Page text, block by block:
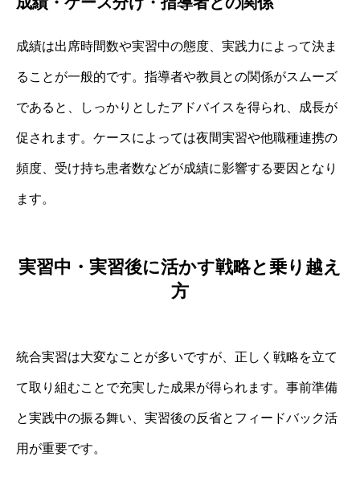
成績は出席時間数や実習中の態度、実践力によって決ま
ることが一般的です。指導者や教員との関係がスムーズ
であると、しっかりとしたアドバイスを得られ、成長が
促されます。ケースによっては夜間実習や他職種連携の
頻度、受け持ち患者数などが成績に影響する要因となり
ます。
実習中・実習後に活かす戦略と乗り越え
方
統合実習は大変なことが多いですが、正しく戦略を立て
て取り組むことで充実した成果が得られます。事前準備
と実践中の振る舞い、実習後の反省とフィードバック活
用が重要です。